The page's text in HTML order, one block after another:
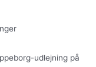
udlejning på